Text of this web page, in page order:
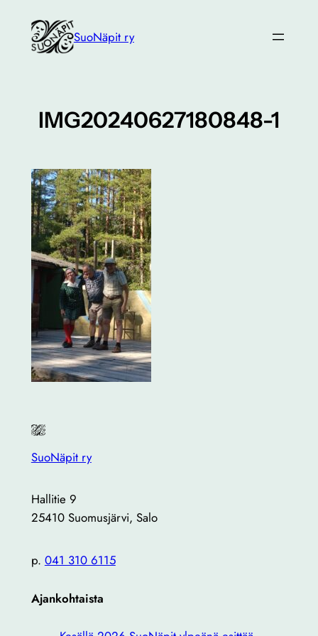
sisältöön
SuoNäpit ry
IMG20240627180848-1
SuoNäpit ry
Hallitie 9
25410 Suomusjärvi, Salo
p. 041 310 6115
Ajankohtaista